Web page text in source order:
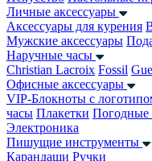
Личные аксессуары
Аксессуары для курения
Мужские аксессуары
Наручные часы
Christian Lacroix Fossil
Офисные аксессуары
VIP-Блокноты с
часы Плакетки Погодные
Электроника
Пишущие инструменты
Карандаши Ручки